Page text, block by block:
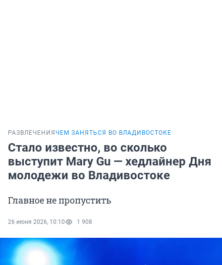
РАЗВЛЕЧЕНИЯ ЧЕМ ЗАНЯТЬСЯ ВО ВЛАДИВОСТОКЕ
Стало известно, во сколько
выступит Mary Gu — хедлайнер Дня
молодежи во Владивостоке
Главное не пропустить
26 июня 2026, 10:10 1 908